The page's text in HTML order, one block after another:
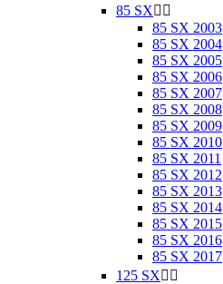
85 SX 
85 SX 2003
85 SX 2004
85 SX 2005
85 SX 2006
85 SX 2007
85 SX 2008
85 SX 2009
85 SX 2010
85 SX 2011
85 SX 2012
85 SX 2013
85 SX 2014
85 SX 2015
85 SX 2016
85 SX 2017
125 SX 